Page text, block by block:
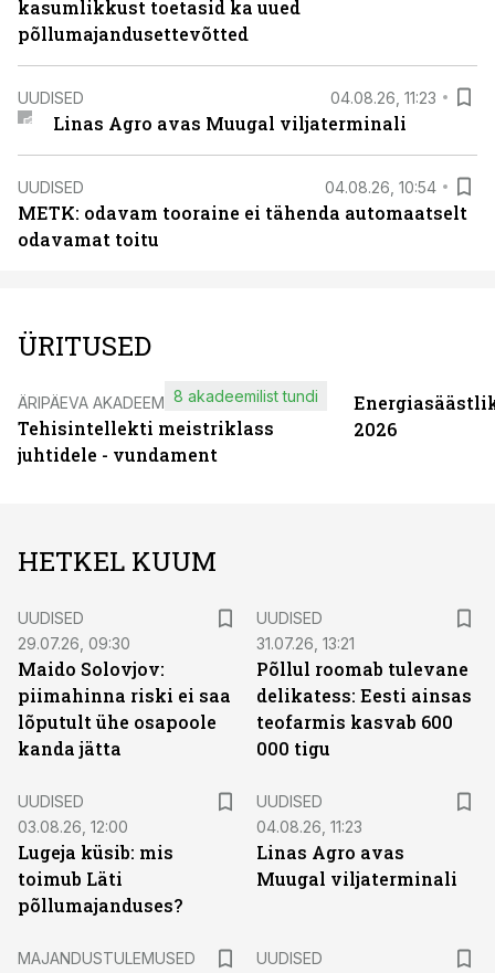
kasumlikkust toetasid ka uued
põllumajandusettevõtted
UUDISED 04.08.26, 11:23
Linas Agro avas Muugal viljaterminali
UUDISED 04.08.26, 10:54
METK: odavam tooraine ei tähenda automaatselt
odavamat toitu
ÜRITUSED
ÄRIPÄEVA AKADEEMIA
Tehisintellekti meistriklass
juhtidele - vundament
8 akadeemilist tundi
2026
HETKEL KUUM
UUDISED
29.07.26, 09:30
Maido Solovjov:
piimahinna riski ei saa
lõputult ühe osapoole
kanda jätta
UUDISED
31.07.26, 13:21
Põllul roomab tulevane
delikatess: Eesti ainsas
teofarmis kasvab 600
000 tigu
UUDISED
03.08.26, 12:00
Lugeja küsib: mis
toimub Läti
põllumajanduses?
UUDISED
04.08.26, 11:23
Linas Agro avas
Muugal viljaterminali
MAJANDUSTULEMUSED
UUDISED